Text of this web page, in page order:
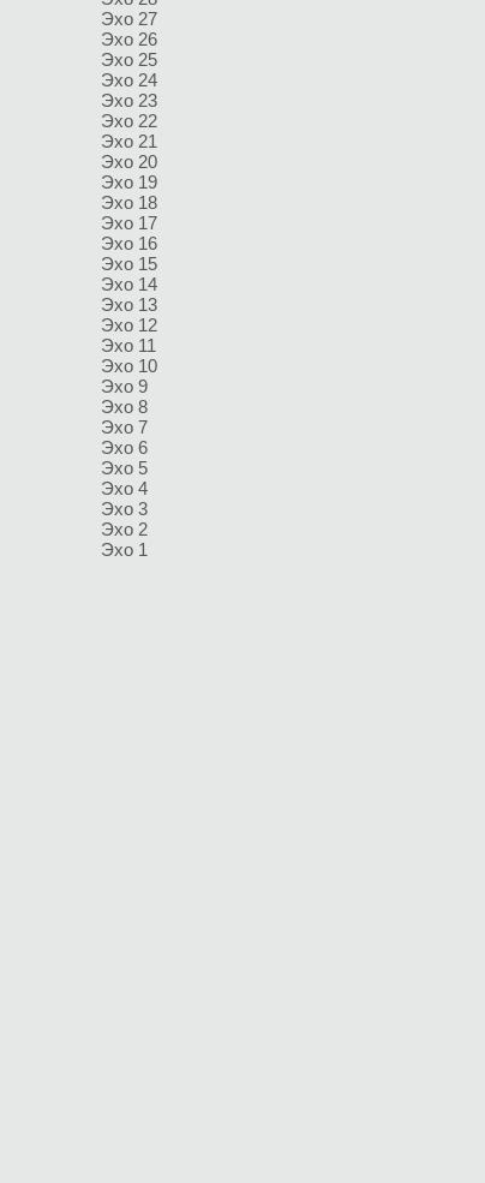
Эхо 27
Эхо 26
Эхо 25
Эхо 24
Эхо 23
Эхо 22
Эхо 21
Эхо 20
Эхо 19
Эхо 18
Эхо 17
Эхо 16
Эхо 15
Эхо 14
Эхо 13
Эхо 12
Эхо 11
Эхо 10
Эхо 9
Эхо 8
Эхо 7
Эхо 6
Эхо 5
Эхо 4
Эхо 3
Эхо 2
Эхо 1